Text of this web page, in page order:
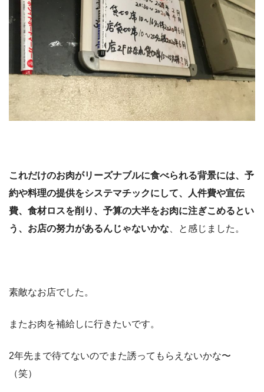
これだけのお肉がリーズナブルに食べられる背景には、予
約や料理の提供をシステマチックにして、人件費や宣伝
費、食材ロスを削り、予算の大半をお肉に注ぎこめるとい
う、お店の努力があるんじゃないかな 、と感じました。
素敵なお店でした。
またお肉を補給しに行きたいです。
2年先まで待てないのでまた誘ってもらえないかな〜
（笑）